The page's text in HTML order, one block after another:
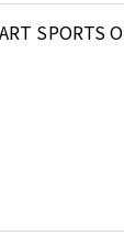
SPORTS O